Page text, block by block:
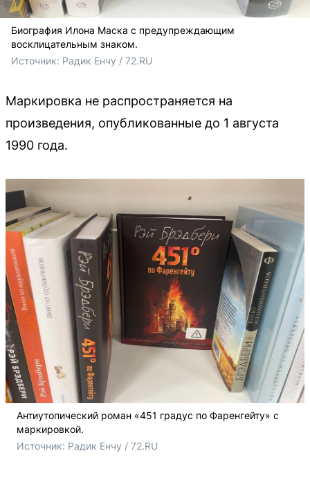
Биография Илона Маска с предупреждающим
восклицательным знаком.
Источник: Радик Енчу / 72.RU
Маркировка не распространяется на
произведения, опубликованные до 1 августа
1990 года.
Антиутопический роман «451 градус по Фаренгейту» с
маркировкой.
Источник: Радик Енчу / 72.RU